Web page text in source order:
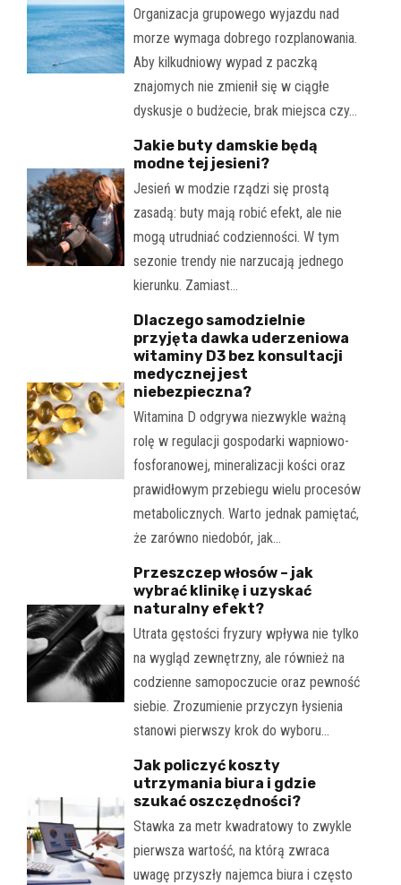
Organizacja grupowego wyjazdu nad
morze wymaga dobrego rozplanowania.
Aby kilkudniowy wypad z paczką
znajomych nie zmienił się w ciągłe
dyskusje o budżecie, brak miejsca czy…
Jakie buty damskie będą
modne tej jesieni?
Jesień w modzie rządzi się prostą
zasadą: buty mają robić efekt, ale nie
mogą utrudniać codzienności. W tym
sezonie trendy nie narzucają jednego
kierunku. Zamiast…
Dlaczego samodzielnie
przyjęta dawka uderzeniowa
witaminy D3 bez konsultacji
medycznej jest
niebezpieczna?
Witamina D odgrywa niezwykle ważną
rolę w regulacji gospodarki wapniowo-
fosforanowej, mineralizacji kości oraz
prawidłowym przebiegu wielu procesów
metabolicznych. Warto jednak pamiętać,
że zarówno niedobór, jak…
Przeszczep włosów – jak
wybrać klinikę i uzyskać
naturalny efekt?
Utrata gęstości fryzury wpływa nie tylko
na wygląd zewnętrzny, ale również na
codzienne samopoczucie oraz pewność
siebie. Zrozumienie przyczyn łysienia
stanowi pierwszy krok do wyboru…
Jak policzyć koszty
utrzymania biura i gdzie
szukać oszczędności?
Stawka za metr kwadratowy to zwykle
pierwsza wartość, na którą zwraca
uwagę przyszły najemca biura i często